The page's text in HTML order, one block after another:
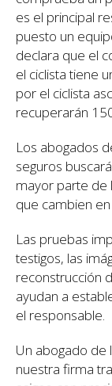
es el principal
puesto un
declara que el
el ciclista tiene
por el ciclista
recuperarán
Los abogados
seguros
mayor parte de
que cambien
Las pruebas
testigos, las
reconstrucción
ayudan a
el responsable.
Un abogado de
nuestra firma